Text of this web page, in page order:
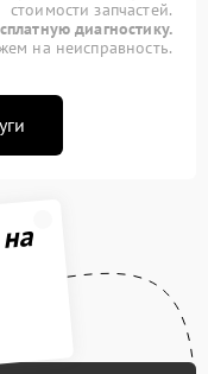
стоимости запчастей.
диагностику.
на неисправность.